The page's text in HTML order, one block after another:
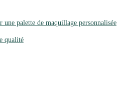
palette de maquillage personnalisée
qualité